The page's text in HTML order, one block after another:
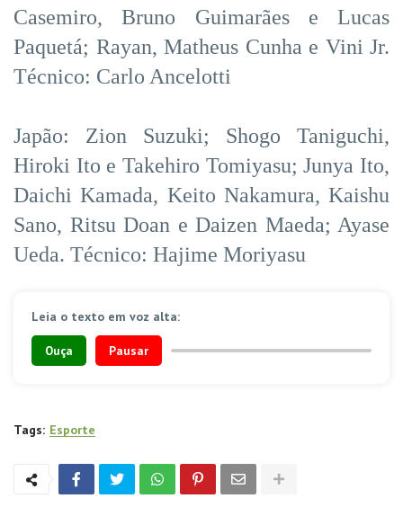
Casemiro, Bruno Guimarães e Lucas
Paquetá; Rayan, Matheus Cunha e Vini Jr.
Técnico: Carlo Ancelotti
Japão: Zion Suzuki; Shogo Taniguchi,
Hiroki Ito e Takehiro Tomiyasu; Junya Ito,
Daichi Kamada, Keito Nakamura, Kaishu
Sano, Ritsu Doan e Daizen Maeda; Ayase
Ueda. Técnico: Hajime Moriyasu
Leia o texto em voz alta:
Ouça Pausar
Tags: Esporte